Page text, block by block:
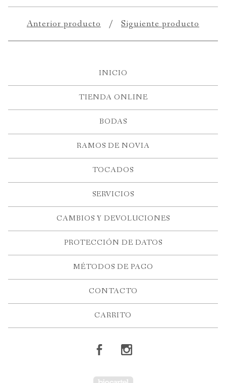
Anterior producto Siguiente producto
INICIO
TIENDA ONLINE
BODAS
RAMOS DE NOVIA
TOCADOS
SERVICIOS
CAMBIOS Y DEVOLUCIONES
PROTECCIÓN DE DATOS
MÉTODOS DE PAGO
CONTACTO
CARRITO